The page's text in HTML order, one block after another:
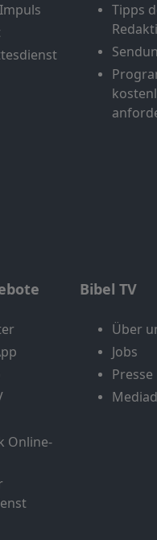
Tipps
Online-
Bibel TV
Über
Jobs
Presse